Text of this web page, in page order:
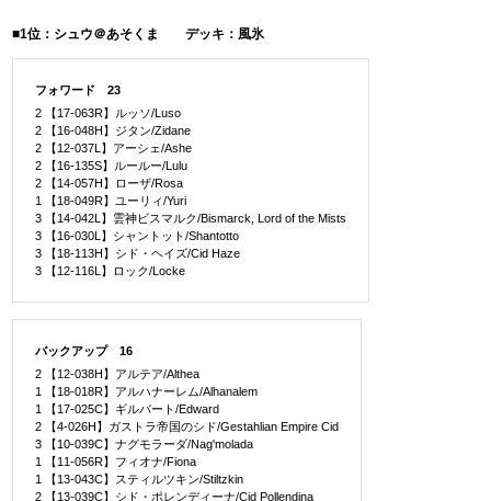
■1位：シュウ＠あそくま デッキ：風氷
フォワード 23
2 【17-063R】ルッソ/Luso
2 【16-048H】ジタン/Zidane
2 【12-037L】アーシェ/Ashe
2 【16-135S】ルールー/Lulu
2 【14-057H】ローザ/Rosa
1 【18-049R】ユーリィ/Yuri
3 【14-042L】雲神ビスマルク/Bismarck, Lord of the Mists
3 【16-030L】シャントット/Shantotto
3 【18-113H】シド・ヘイズ/Cid Haze
3 【12-116L】ロック/Locke
バックアップ 16
2 【12-038H】アルテア/Althea
1 【18-018R】アルハナーレム/Alhanalem
1 【17-025C】ギルバート/Edward
2 【4-026H】ガストラ帝国のシド/Gestahlian Empire Cid
3 【10-039C】ナグモラーダ/Nag'molada
1 【11-056R】フィオナ/Fiona
1 【13-043C】スティルツキン/Stiltzkin
2 【13-039C】シド・ポレンディーナ/Cid Pollendina